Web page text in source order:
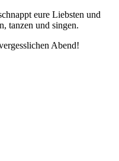
eure Liebsten und
tanzen und singen.
Abend!